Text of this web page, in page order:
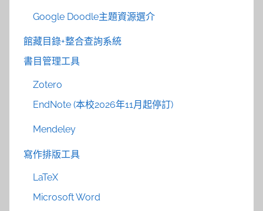
Google Doodle主題資源選介
館藏目錄+整合查詢系統
書目管理工具
Zotero
EndNote (本校2026年11月起停訂)
Mendeley
寫作排版工具
LaTeX
Microsoft Word